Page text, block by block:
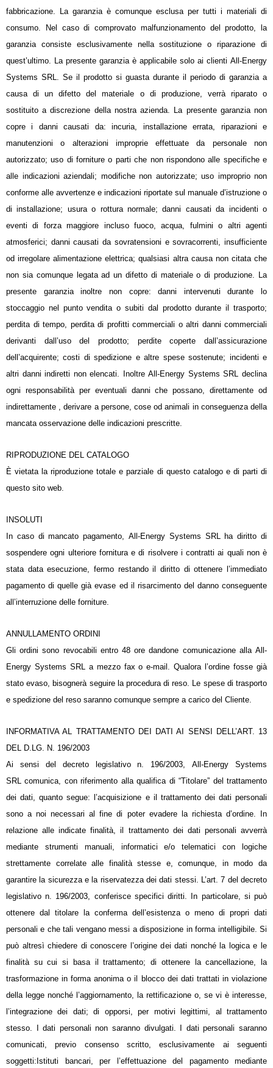
fabbricazione. La garanzia è comunque esclusa per tutti i materiali di
consumo. Nel caso di comprovato malfunzionamento del prodotto, la
garanzia consiste esclusivamente nella sostituzione o riparazione di
quest’ultimo. La presente garanzia è applicabile solo ai clienti All-Energy
Systems SRL. Se il prodotto si guasta durante il periodo di garanzia a
causa di un difetto del materiale o di produzione, verrà riparato o
sostituito a discrezione della nostra azienda. La presente garanzia non
copre i danni causati da: incuria, installazione errata, riparazioni e
manutenzioni o alterazioni improprie effettuate da personale non
autorizzato; uso di forniture o parti che non rispondono alle specifiche e
alle indicazioni aziendali; modifiche non autorizzate; uso improprio non
conforme alle avvertenze e indicazioni riportate sul manuale d’istruzione o
di installazione; usura o rottura normale; danni causati da incidenti o
eventi di forza maggiore incluso fuoco, acqua, fulmini o altri agenti
atmosferici; danni causati da sovratensioni e sovracorrenti, insufficiente
od irregolare alimentazione elettrica; qualsiasi altra causa non citata che
non sia comunque legata ad un difetto di materiale o di produzione. La
presente garanzia inoltre non copre: danni intervenuti durante lo
stoccaggio nel punto vendita o subiti dal prodotto durante il trasporto;
perdita di tempo, perdita di profitti commerciali o altri danni commerciali
derivanti dall’uso del prodotto; perdite coperte dall’assicurazione
dell’acquirente; costi di spedizione e altre spese sostenute; incidenti e
altri danni indiretti non elencati. Inoltre All-Energy Systems SRL declina
ogni responsabilità per eventuali danni che possano, direttamente od
indirettamente , derivare a persone, cose od animali in conseguenza della
mancata osservazione delle indicazioni prescritte.
RIPRODUZIONE DEL CATALOGO
È vietata la riproduzione totale e parziale di questo catalogo e di parti di
questo sito web.
INSOLUTI
In caso di mancato pagamento, All-Energy Systems SRL ha diritto di
sospendere ogni ulteriore fornitura e di risolvere i contratti ai quali non è
stata data esecuzione, fermo restando il diritto di ottenere l’immediato
pagamento di quelle già evase ed il risarcimento del danno conseguente
all’interruzione delle forniture.
ANNULLAMENTO ORDINI
Gli ordini sono revocabili entro 48 ore dandone comunicazione alla All-
Energy Systems SRL a mezzo fax o e-mail. Qualora l’ordine fosse già
stato evaso, bisognerà seguire la procedura di reso. Le spese di trasporto
e spedizione del reso saranno comunque sempre a carico del Cliente.
INFORMATIVA AL TRATTAMENTO DEI DATI AI SENSI DELL’ART. 13
DEL D.LG. N. 196/2003
Ai sensi del decreto legislativo n. 196/2003, All-Energy Systems
SRL comunica, con riferimento alla qualifica di “Titolare” del trattamento
dei dati, quanto segue: l’acquisizione e il trattamento dei dati personali
sono a noi necessari al fine di poter evadere la richiesta d’ordine. In
relazione alle indicate finalità, il trattamento dei dati personali avverrà
mediante strumenti manuali, informatici e/o telematici con logiche
strettamente correlate alle finalità stesse e, comunque, in modo da
garantire la sicurezza e la riservatezza dei dati stessi. L’art. 7 del decreto
legislativo n. 196/2003, conferisce specifici diritti. In particolare, si può
ottenere dal titolare la conferma dell’esistenza o meno di propri dati
personali e che tali vengano messi a disposizione in forma intelligibile. Si
può altresì chiedere di conoscere l’origine dei dati nonché la logica e le
finalità su cui si basa il trattamento; di ottenere la cancellazione, la
trasformazione in forma anonima o il blocco dei dati trattati in violazione
della legge nonché l’aggiornamento, la rettificazione o, se vi è interesse,
l’integrazione dei dati; di opporsi, per motivi legittimi, al trattamento
stesso. I dati personali non saranno divulgati. I dati personali saranno
comunicati, previo consenso scritto, esclusivamente ai seguenti
soggetti:Istituti bancari, per l’effettuazione del pagamento mediante